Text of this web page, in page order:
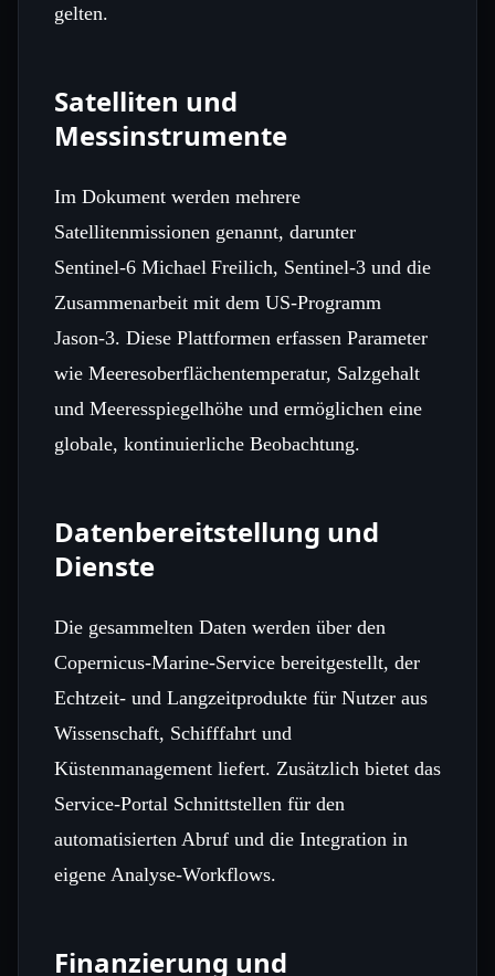
gelten.
Satelliten und
Messinstrumente
Im Dokument werden mehrere
Satellitenmissionen genannt, darunter
Sentinel‑6 Michael Freilich, Sentinel‑3 und die
Zusammenarbeit mit dem US‑Programm
Jason‑3. Diese Plattformen erfassen Parameter
wie Meeresoberflächentemperatur, Salzgehalt
und Meeresspiegelhöhe und ermöglichen eine
globale, kontinuierliche Beobachtung.
Datenbereitstellung und
Dienste
Die gesammelten Daten werden über den
Copernicus‑Marine‑Service bereitgestellt, der
Echtzeit‑ und Langzeitprodukte für Nutzer aus
Wissenschaft, Schifffahrt und
Küstenmanagement liefert. Zusätzlich bietet das
Service‑Portal Schnittstellen für den
automatisierten Abruf und die Integration in
eigene Analyse‑Workflows.
Finanzierung und